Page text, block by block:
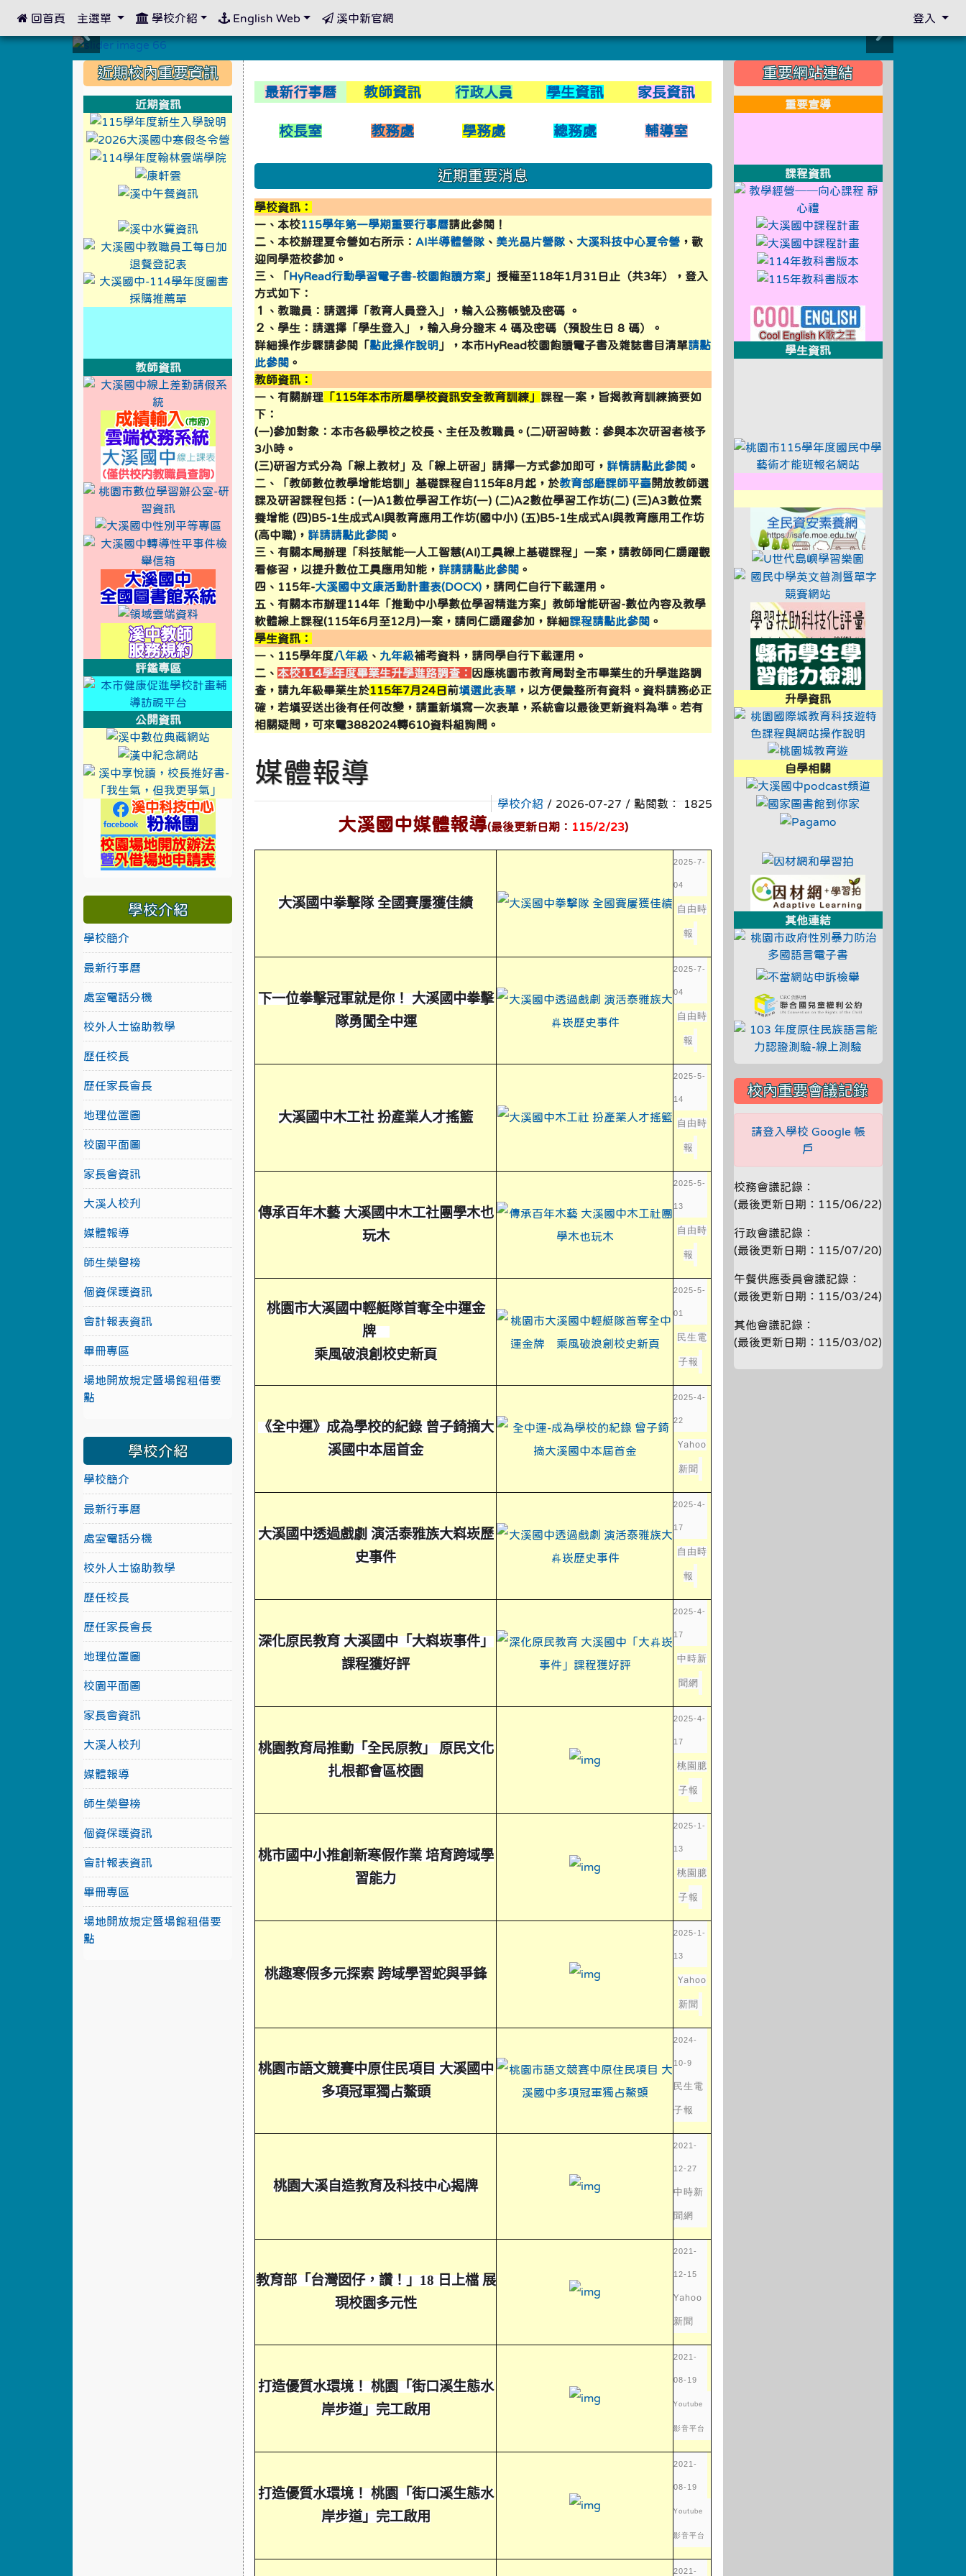
link to https://xwww.dsjh.tyc.edu.tw/uploads/tad_blocks/image/1140918.jpg \
最新行事曆 教師資訊 行政人員 學生資訊 家長資訊
校長室 教務處 學務處 總務處 輔導室
近期重要消息
學校資訊：
一、本校115學年第一學期重要行事曆請此參閱！
二、本校辦理夏令營如右所示： AI半導體營隊 、 美光晶片營隊 、 大溪科技中心夏令營 ，歡
迎同學蒞校參加。
三、「HyRead行動學習電子書-校園飽讀方案 」授權至118年1月31日止（共3年），登入
方式如下：
１、教職員：請選擇「教育人員登入」，輸入公務帳號及密碼 。
２、學生：請選擇「學生登入」，輸入身分證末 4 碼及密碼（預設生日 8 碼）。
詳細操作步驟請參閱「點此操作說明 」，本市HyRead校園飽讀電子書及雜誌書目清單請點
此參閱 。
教師資訊：
一、有關辦理 「115年本市所屬學校資訊安全教育訓練」 課程一案，旨揭教育訓練摘要如
下：
(一)參加對象：本市各級學校之校長、主任及教職員。(二)研習時數：參與本次研習者核予
3小時。
(三)研習方式分為「線上教材」及「線上研習」請擇一方式參加即可， 詳情請點此參閱 。
二、「教師數位教學增能培訓」基礎課程自115年8月起，於教育部磨課師平臺開放教師選
課及研習課程包括：(一)A1數位學習工作坊(一) (二)A2數位學習工作坊(二) (三)A3數位素
養增能 (四)B5-1生成式AI與教育應用工作坊(國中小) (五)B5-1生成式AI與教育應用工作坊
(高中職) ， 詳請請點此參閱 。
三、有關本局辦理「科技賦能─人工智慧(AI)工具線上基礎課程」一案，請教師同仁踴躍觀
看修習，以提升數位工具應用知能， 詳請請點此參閱 。
四、115年-大溪國中文康活動計畫表(DOCX) ，請同仁自行下載運用。
五、有關本市辦理114年「推動中小學數位學習精進方案」教師增能研習-數位內容及教學
軟體線上課程(115年6月至12月)一案，請同仁踴躍參加，詳細課程請點此參閱 。
學生資訊：
一、115學年度八年級 、 九年級補考資料，請同學自行下載運用。
二、 本校114學年度畢業生升學進路調查： 因應桃園市教育局對全市畢業生的升學進路調
查，請九年級畢業生於115年7月24日前填選此表單 ，以方便彙整所有資料。資料請務必正
確，若填妥送出後有任何改變，請重新填寫一次表單，系統會以最後更新資料為準。若有
相關疑問，可來電3882024轉610資料組詢問。
媒體報導
學校介紹/ 2026-07-27 / 點閱數： 1825
大溪國中媒體報導(最後更新日期： 115/2/23)
大溪國中拳擊隊 全國賽屢獲佳績 link to https://tyenews.com/2025/01/790393/
2025-7-
04
自由時
報
下一位拳擊冠軍就是你！ 大溪國中拳擊
隊勇闖全中運
link to https://tyenews.com/2025/01/790393/
2025-7-
04
自由時
報
大溪國中木工社 扮產業人才搖籃 link to https://tyenews.com/2025/01/790393/
2025-5-
14
自由時
報
傳承百年木藝 大溪國中木工社團學木也
玩木
link to https://tyenews.com/2025/01/790393/
2025-5-
13
自由時
報
桃園市大溪國中輕艇隊首奪全中運金
牌
乘風破浪創校史新頁
link to https://tyenews.com/2025/01/790393/
2025-5-
01
民生電
子報
《全中運》成為學校的紀錄 曾子錡摘大
溪國中本屆首金
link to https://tyenews.com/2025/01/790393/
2025-4-
22
Yahoo
新聞
大溪國中透過戲劇 演活泰雅族大嵙崁歷
史事件
link to https://tyenews.com/2025/01/790393/
2025-4-
17
自由時
報
深化原民教育 大溪國中「大嵙崁事件」
課程獲好評
link to https://tyenews.com/2025/01/790393/
2025-4-
17
中時新
聞網
桃園教育局推動「全民原教」 原民文化
扎根都會區校園
link to https://tyenews.com/2025/01/790393/
2025-4-
17
桃園臆
子報
桃市國中小推創新寒假作業 培育跨域學
習能力
link to https://tyenews.com/2025/01/790393/
2025-1-
13
桃園臆
子報
桃趣寒假多元探索 跨域學習蛇與爭鋒 link to https://tw.news.yahoo.com/
2025-1-
13
Yahoo
新聞
桃園市語文競賽中原住民項目 大溪國中
多項冠軍獨占鰲頭
link to https://udn.com/news/story/6898/5975652
2024-
10-9
民生電
子報
桃園大溪自造教育及科技中心揭牌 link to https://www.chinatimes.com/realtimenews/
2021-
12-27
中時新
聞網
教育部「台灣囡仔，讚！」18 日上檔 展
現校園多元性
link to https://www.ydn.com.tw/news/
2021-
12-15
Yahoo
新聞
打造優質水環境！ 桃園「街口溪生態水
岸步道」完工啟用
link to https://www.youtube.com/watch?v=87xE0FqS-dg
2021-
08-19
Youtube
影音平台
打造優質水環境！ 桃園「街口溪生態水
岸步道」完工啟用
link to https://youtu.be/tl8g9ku_wVI
2021-
08-19
Youtube
影音平台
2021-
::: 近期校內重要資訊
近期資訊
link to https://xwww.dsjh.tyc.edu.tw/modules/tadnews/index.php?tag_sn=16 \
link to https://xwww.dsjh.tyc.edu.tw/modules/tadnews/index.php?tag_sn=13 \
link to https://xwww.dsjh.tyc.edu.tw/modules/tadnews/index.php?tag_sn=13 \
link to https://xwww.dsjh.tyc.edu.tw/modules/tadnews/index.php?tag_sn=13 \
link to http://design3.dsjh.tyc.edu.tw/lunch.asp \
link to https://sweb2.dsjh.tyc.edu.tw/files/121/11212-menu.pdf \
link to https://xwww.dsjh.tyc.edu.tw/uploads/tad_blocks/file/
link to https://sweb2.dsjh.tyc.edu.tw/files/121/11212-menu.pdf \
link to http://design3.dsjh.tyc.edu.tw/lunch.asp \
link to https://sweb2.dsjh.tyc.edu.tw/files/121/11212-menu.pdf \
link to https://xwww.dsjh.tyc.edu.tw/uploads/tad_blocks/image/
link to https://sweb2.dsjh.tyc.edu.tw/files/121/11212-menu.pdf \
link to https://xwww.dsjh.tyc.edu.tw/uploads/tad_blocks/image/
link to https://sweb2.dsjh.tyc.edu.tw/files/121/11212-menu.pdf \
link to https://xwww.dsjh.tyc.edu.tw/uploads/tad_blocks/image/logo/376735100E_1130062901_ATTACH2.pdf \
link to http://design3.dsjh.tyc.edu.tw/lunch.asp \
link to https://sweb2.dsjh.tyc.edu.tw/files/121/11212-menu.pdf \
link to https://xwww.dsjh.tyc.edu.tw/uploads/tad_blocks/image/logo/376735100E_1130062901_ATTACH1.pdf \
link to http://design3.dsjh.tyc.edu.tw/lunch.asp \
link to https://sweb2.dsjh.tyc.edu.tw/files/121/11212-menu.pdf \
link to https://sweb2.dsjh.tyc.edu.tw/files/121/11212-menu.pdf \
link to https://sweb2.dsjh.tyc.edu.tw/subweb/anti-code2/ \
教師資訊
link to http://118.163.163.244/TY_SCHOOL/login.aspx \
link to https://sites.google.com/view/112summer2023/%E9%A6%96%E9%A0%81 \
link to https://forms.gle/Xhu7kSYQiQABe6Yu6 \
link to https://sso.tyc.edu.tw/TYESSO/Login.aspx \
link to http://10.32.244.11/classtablev2 \
link to http://118.163.163.244/TY_SCHOOL/login.aspx \
link to https://sites.google.com/view/112summer2023/%E9%A6%96%E9%A0%81 \
link to https://forms.gle/Xhu7kSYQiQABe6Yu6 \
link to http://118.163.163.244/TY_SCHOOL/login.aspx \
link to https://sites.google.com/view/112summer2023/%E9%A6%96%E9%A0%81 \
link to https://forms.gle/Xhu7kSYQiQABe6Yu6 \
link to http://118.163.163.244/TY_SCHOOL/login.aspx \
link to https://sites.google.com/view/112summer2023/%E9%A6%96%E9%A0%81 \
link to https://forms.gle/Xhu7kSYQiQABe6Yu6 \
link to https://read.moe.edu.tw/034511/library \
link to https://sso.tyc.edu.tw/TYESSO/Login.aspx \
link to https://sweb2.dsjh.tyc.edu.tw/ms2/files/teacher_rule.pdf \
評鑑專區
link to http://design3.dsjh.tyc.edu.tw/lunch.asp \
link to https://sweb2.dsjh.tyc.edu.tw/files/121/11212-menu.pdf \
公開資訊
link to https://coolokey.synology.me/daxi/ \
link to https://sweb2.dsjh.tyc.edu.tw/subweb/anti-code2/ \
link to https://sweb2.dsjh.tyc.edu.tw/subweb/anti-code2/ \
link to https://www.facebook.com/groups/1098214050579362/permalink/1292290434505055/ \
link to https://sweb2.dsjh.tyc.edu.tw/ms2/open.htm \
學校介紹
學校簡介
最新行事曆
處室電話分機
校外人士協助教學
歷任校長
歷任家長會長
地理位置圖
校園平面圖
家長會資訊
大溪人校刋
媒體報導
師生榮譽榜
個資保護資訊
會計報表資訊
畢冊專區
場地開放規定暨場館租借要
點
學校介紹
學校簡介
最新行事曆
處室電話分機
校外人士協助教學
歷任校長
歷任家長會長
地理位置圖
校園平面圖
家長會資訊
大溪人校刋
媒體報導
師生榮譽榜
個資保護資訊
會計報表資訊
畢冊專區
場地開放規定暨場館租借要
點
::: 重要網站連結
重要宣導
課程資訊
學生資訊
link to https://
升學資訊
link to https://
link to https://
自學相關
link to https://
link to https://
link to https://
其他連結
校內重要會議記錄
請登入學校 Google 帳
戶
校務會議記錄：
(最後更新日期：115/06/22)
行政會議記錄：
(最後更新日期：115/07/20)
午餐供應委員會議記錄：
(最後更新日期：115/03/24)
其他會議記錄：
(最後更新日期：115/03/02)
::: 回首頁 主選單 學校介紹 English Web 溪中新官網 登入